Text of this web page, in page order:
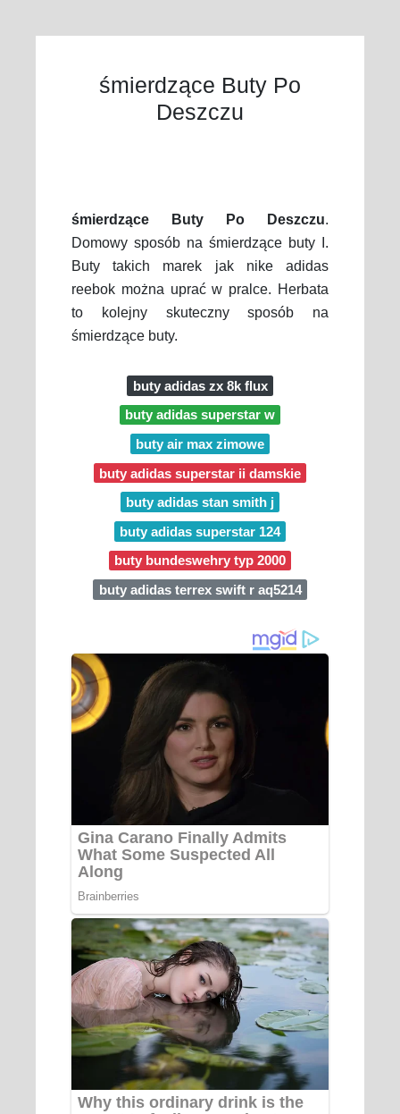
śmierdzące Buty Po
Deszczu
śmierdzące Buty Po Deszczu.
Domowy sposób na śmierdzące buty I.
Buty takich marek jak nike adidas
reebok można uprać w pralce. Herbata
to kolejny skuteczny sposób na
śmierdzące buty.
buty adidas zx 8k flux
buty adidas superstar w
buty air max zimowe
buty adidas superstar ii damskie
buty adidas stan smith j
buty adidas superstar 124
buty bundeswehry typ 2000
buty adidas terrex swift r aq5214